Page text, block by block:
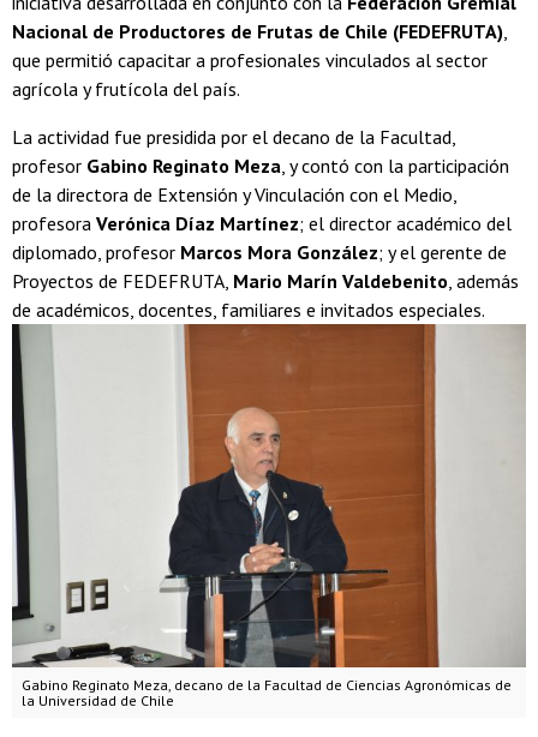
Nacional de Productores de Frutas de Chile (FEDEFRUTA),
que permitió capacitar a profesionales vinculados al sector
agrícola y frutícola del país.
La actividad fue presidida por el decano de la Facultad,
profesor Gabino Reginato Meza, y contó con la participación
de la directora de Extensión y Vinculación con el Medio,
profesora Verónica Díaz Martínez; el director académico del
diplomado, profesor Marcos Mora González; y el gerente de
Proyectos de FEDEFRUTA, Mario Marín Valdebenito, además
de académicos, docentes, familiares e invitados especiales.
Gabino Reginato Meza, decano de la Facultad de Ciencias Agronómicas de
la Universidad de Chile